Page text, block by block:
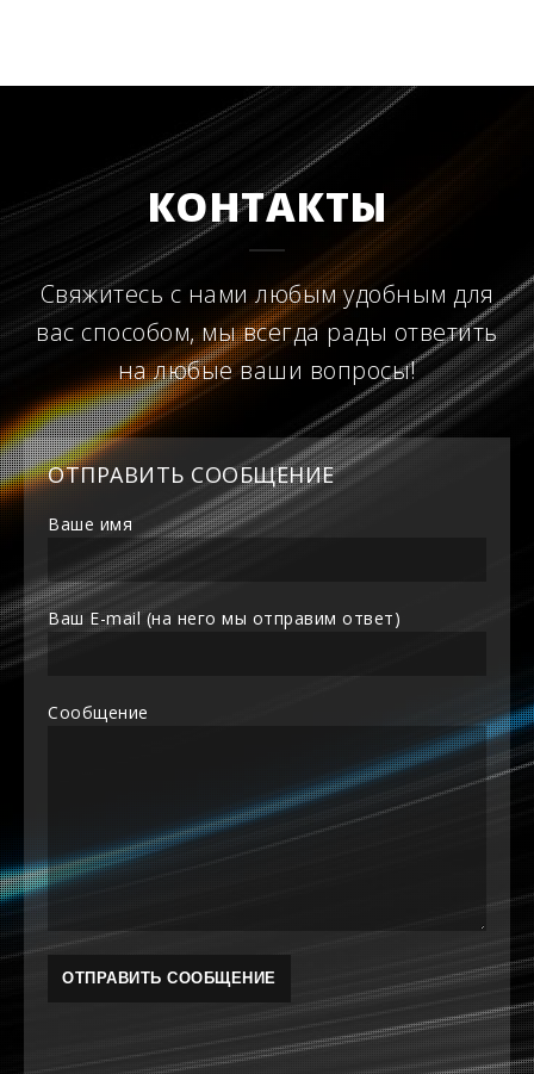
КОНТАКТЫ
Свяжитесь с нами любым удобным для
вас способом, мы всегда рады ответить
на любые ваши вопросы!
ОТПРАВИТЬ СООБЩЕНИЕ
Ваше имя
Ваш E-mail (на него мы отправим ответ)
Сообщение